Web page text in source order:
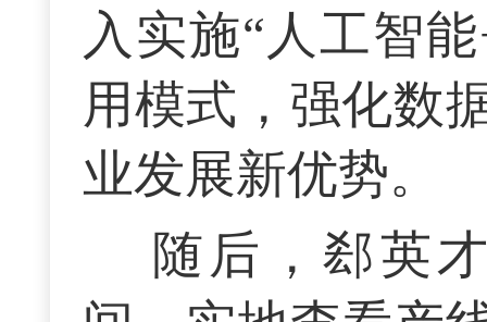
入实施“人工智
用模式，强化数
业发展新优势。
随后，郄英